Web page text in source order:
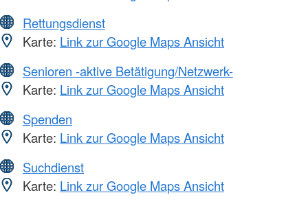
Rettungsdienst
Karte: Link zur Google Maps Ansicht
Senioren -aktive Betätigung/Netzwerk-
Karte: Link zur Google Maps Ansicht
Spenden
Karte: Link zur Google Maps Ansicht
Suchdienst
Karte: Link zur Google Maps Ansicht